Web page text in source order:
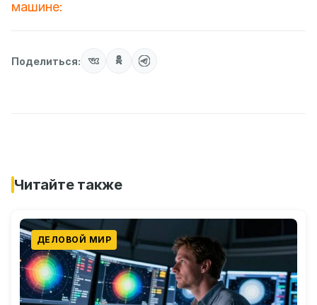
машине:
Поделиться:
Читайте также
ДЕЛОВОЙ МИР